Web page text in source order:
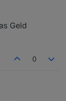
Geld
0